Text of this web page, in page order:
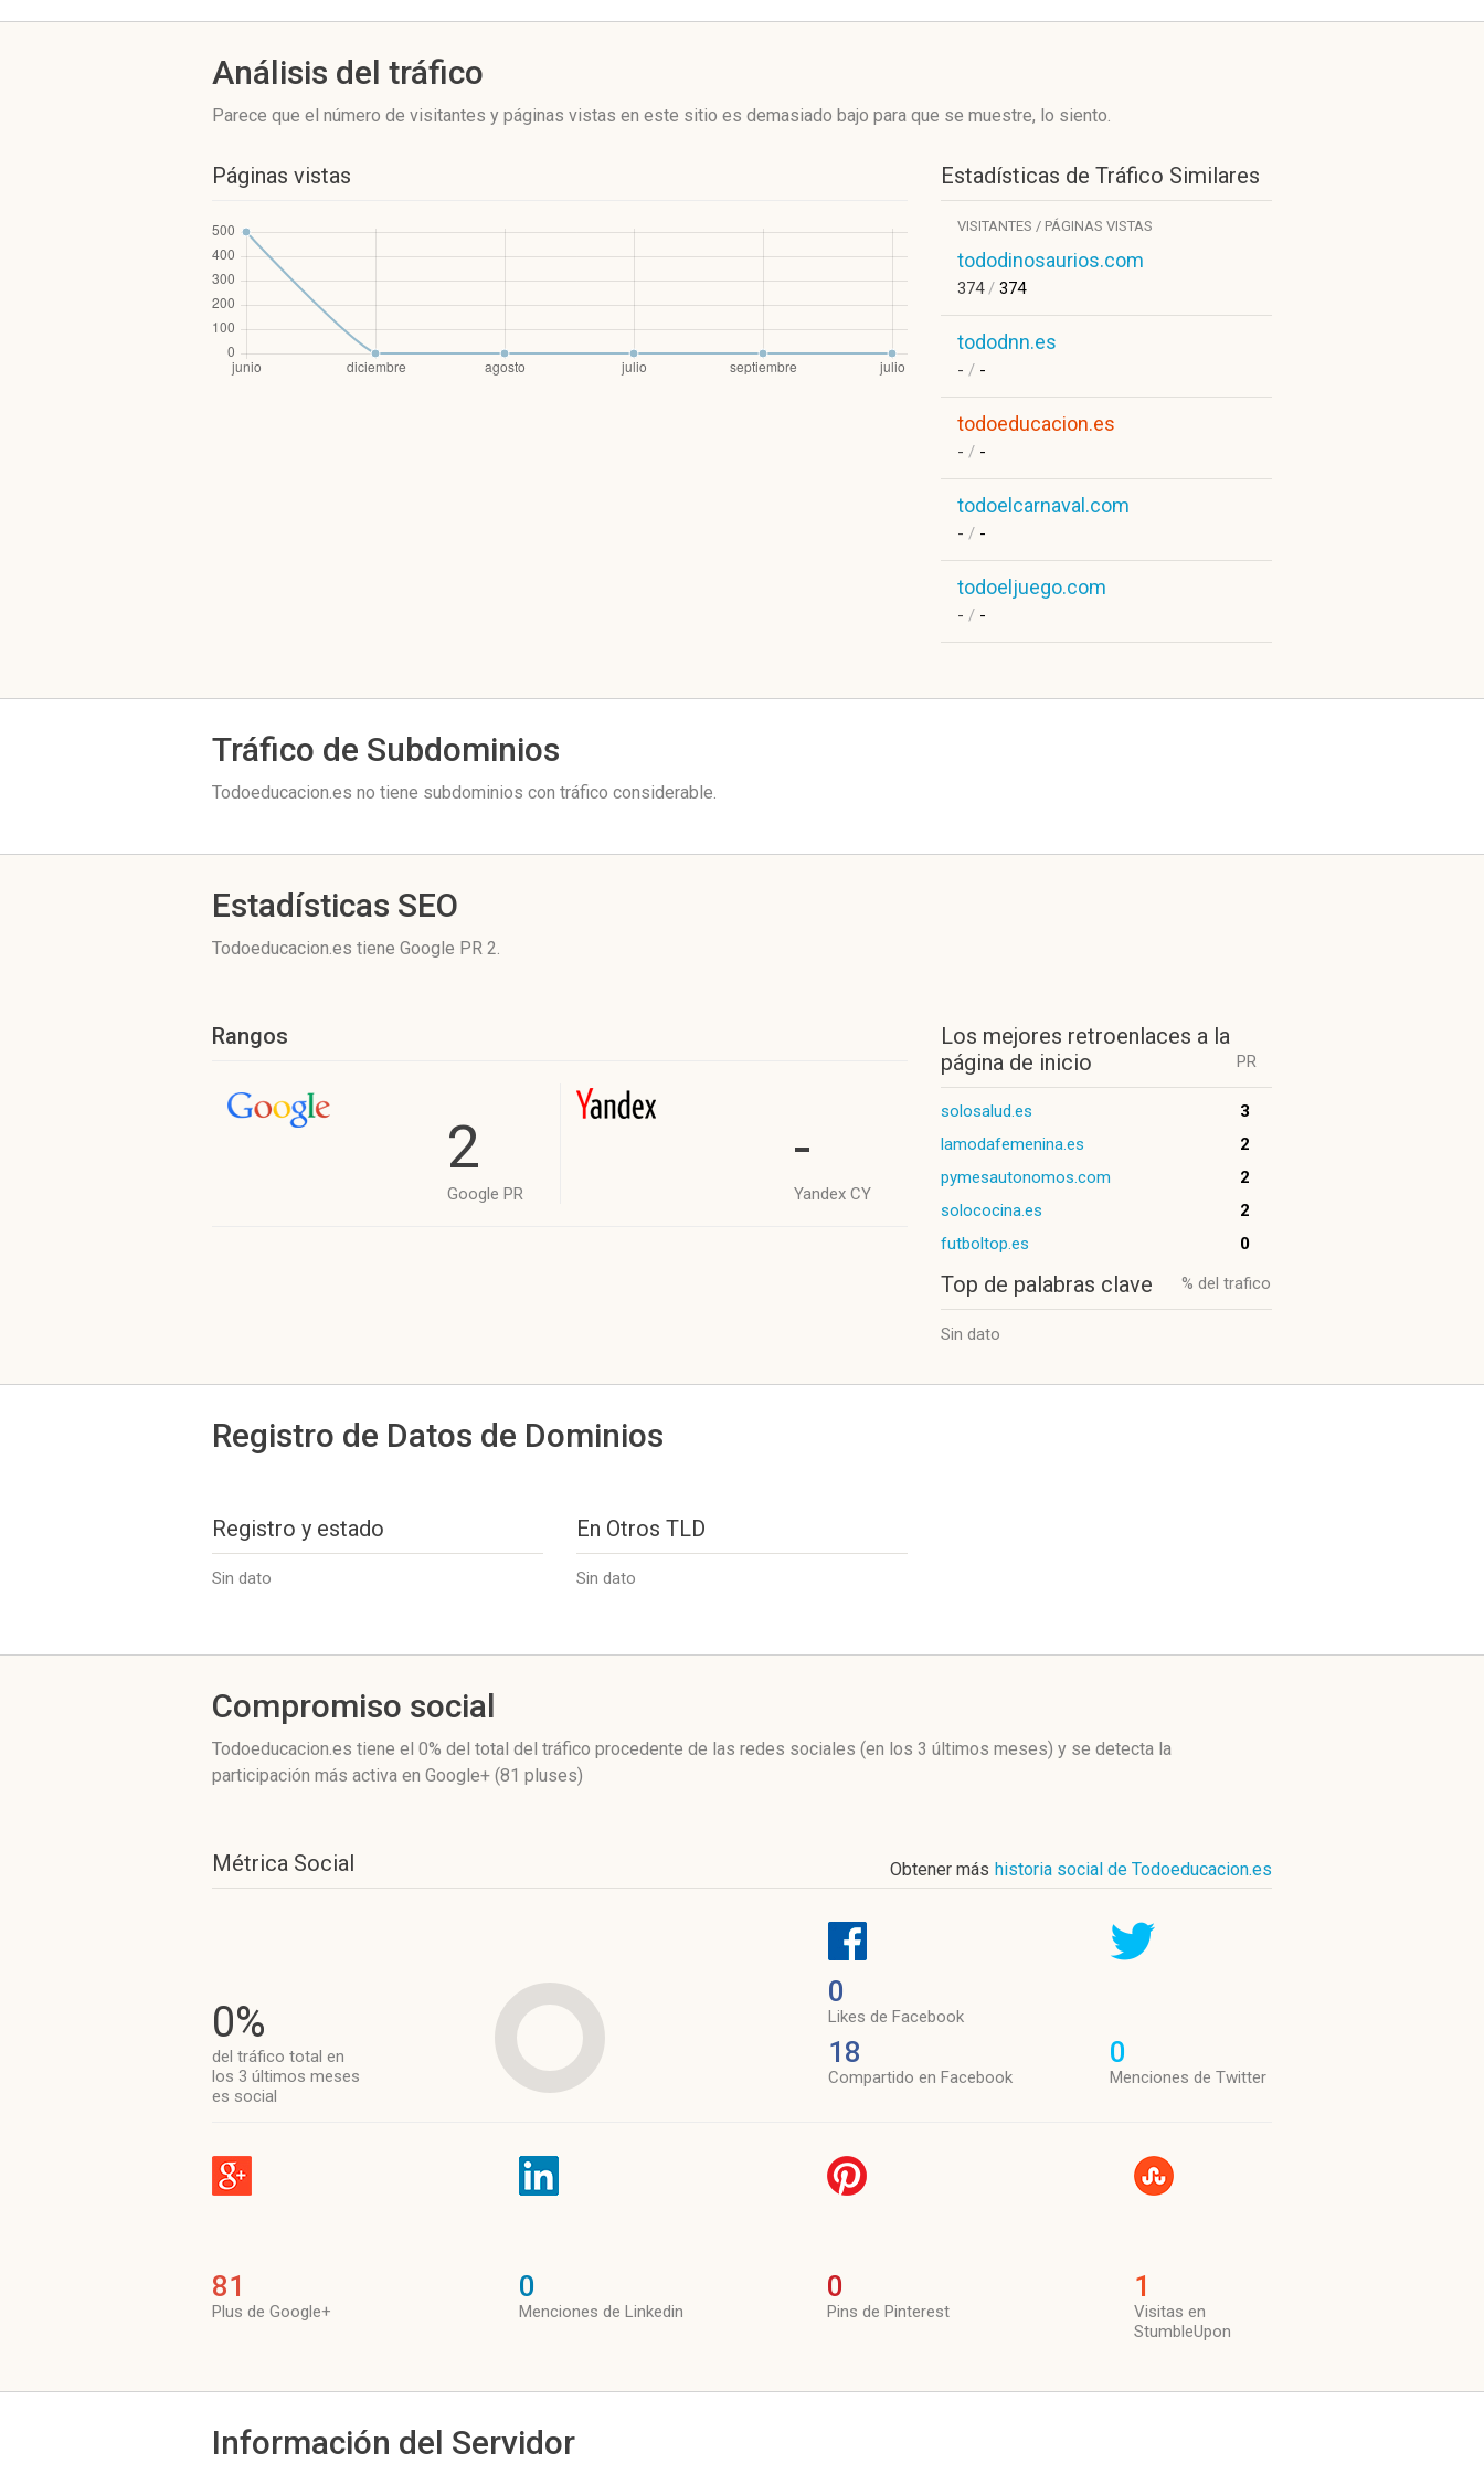
Análisis del tráfico
Parece que el número de visitantes y páginas vistas en este sitio es demasiado bajo para que se muestre, lo siento.
Páginas vistas Estadísticas de Tráfico Similares
VISITANTES / PÁGINAS VISTAS
tododinosaurios.com
374/ 374
tododnn.es
- / -
todoeducacion.es
- / -
todoelcarnaval.com
- / -
todoeljuego.com
- / -
Tráfico de Subdominios
Todoeducacion.es no tiene subdominios con tráfico considerable.
Estadísticas SEO
Todoeducacion.es tiene Google PR 2.
Rangos
2
Google PR
-
Yandex CY
Los mejores retroenlaces a la
página de inicio
PR
solosalud.es
3
lamodafemenina.es
2
pymesautonomos.com
2
solococina.es
2
futboltop.es
0
Top de palabras clave % del trafico
Sin dato
Registro de Datos de Dominios
Registro y estado
Sin dato
En Otros TLD
Sin dato
Compromiso social
Todoeducacion.es tiene el 0% del total del tráfico procedente de las redes sociales (en los 3 últimos meses) y se detecta la
participación más activa en Google+ (81 pluses)
Métrica Social Obtener más historia social de Todoeducacion.es
0%
del tráfico total en
los 3 últimos meses
es social
0
Likes de Facebook
18
Compartido en Facebook
0
Menciones de Twitter
81
Plus de Google+
0
Menciones de Linkedin
0
Pins de Pinterest
1
Visitas en
StumbleUpon
Información del Servidor